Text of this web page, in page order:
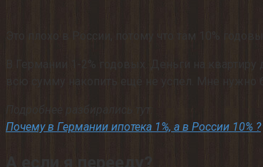
Это плохо в России, потому что там 10%
В Германии 1-2% годовых. Деньги на
всю сумму накопить ещё не успел. Мне нужно
Подробнее разбирались тут:
Почему в Германии ипотека 1%, а в России 10% ?
А если я перееду?